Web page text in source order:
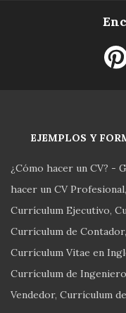
EJEMPLOS Y
¿Cómo hacer un CV? -
hacer un CV Profesional
Currículum Ejecutivo
Currículum de Contador
Currículum Vitae en
Currículum de
Vendedor Currículum